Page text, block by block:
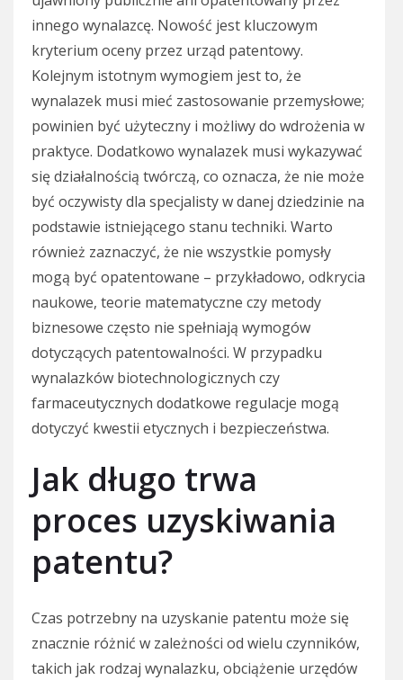
innego wynalazcę. Nowość jest kluczowym
kryterium oceny przez urząd patentowy.
Kolejnym istotnym wymogiem jest to, że
wynalazek musi mieć zastosowanie przemysłowe;
powinien być użyteczny i możliwy do wdrożenia w
praktyce. Dodatkowo wynalazek musi wykazywać
się działalnością twórczą, co oznacza, że nie może
być oczywisty dla specjalisty w danej dziedzinie na
podstawie istniejącego stanu techniki. Warto
również zaznaczyć, że nie wszystkie pomysły
mogą być opatentowane – przykładowo, odkrycia
naukowe, teorie matematyczne czy metody
biznesowe często nie spełniają wymogów
dotyczących patentowalności. W przypadku
wynalazków biotechnologicznych czy
farmaceutycznych dodatkowe regulacje mogą
dotyczyć kwestii etycznych i bezpieczeństwa.
Jak długo trwa
proces uzyskiwania
patentu?
Czas potrzebny na uzyskanie patentu może się
znacznie różnić w zależności od wielu czynników,
takich jak rodzaj wynalazku, obciążenie urzędów